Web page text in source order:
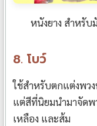
หนังยาง สำหรั
8. โบว์
ใช้สำหรับตกแต่งพว
แต่สีที่นิยมนำมาจัดพ
เหลือง และส้ม